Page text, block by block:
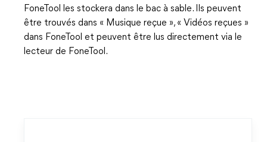
FoneTool les stockera dans le bac à sable. Ils peuvent
être trouvés dans « Musique reçue », « Vidéos reçues »
dans FoneTool et peuvent être lus directement via le
lecteur de FoneTool.